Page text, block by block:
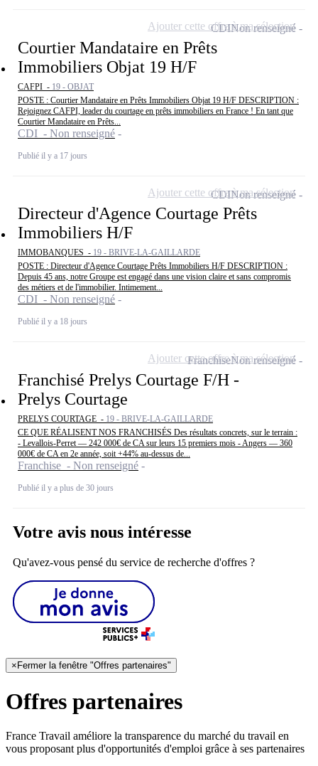
Courtier Mandataire en Prêts
Immobiliers Objat 19 H/F
CAFPI - 19 - OBJAT
POSTE : Courtier Mandataire en Prêts Immobiliers Objat 19 H/F DESCRIPTION :
Rejoignez CAFPI, leader du courtage en prêts immobiliers en France ! En tant que
Courtier Mandataire en Prêts...
CDI - Non renseigné
Publié il y a 17 jours
CDINon renseigné
Ajouter cette offre à ma sélection
Directeur d'Agence Courtage Prêts
Immobiliers H/F
IMMOBANQUES - 19 - BRIVE-LA-GAILLARDE
POSTE : Directeur d'Agence Courtage Prêts Immobiliers H/F DESCRIPTION :
Depuis 45 ans, notre Groupe est engagé dans une vision claire et sans compromis
des métiers et de l'immobilier. Intimement...
CDI - Non renseigné
Publié il y a 18 jours
CDINon renseigné
Ajouter cette offre à ma sélection
Franchisé Prelys Courtage F/H -
Prelys Courtage
PRELYS COURTAGE - 19 - BRIVE-LA-GAILLARDE
CE QUE RÉALISENT NOS FRANCHISÉS Des résultats concrets, sur le terrain :
- Levallois-Perret — 242 000€ de CA sur leurs 15 premiers mois - Angers — 360
000€ de CA en 2e année, soit +44% au-dessus de...
Franchise - Non renseigné
Publié il y a plus de 30 jours
FranchiseNon renseigné
Ajouter cette offre à ma sélection
Votre avis nous intéresse
Qu'avez-vous pensé du service de recherche d'offres ?
× Fermer la fenêtre "Offres partenaires"
Offres partenaires
France Travail améliore la transparence du marché du travail en
vous proposant plus d'opportunités d'emploi grâce à ses partenaires